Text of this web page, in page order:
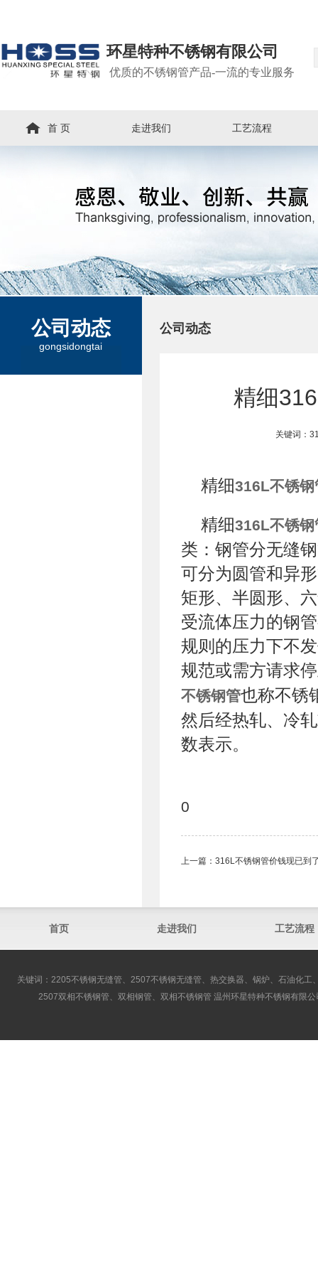
环星特种不锈钢有限公司
优质的不锈钢管产品-一流的专业服务
首 页 走进我们 工艺流程
公司动态
gongsidongtai
公司动态
精细
关键词：
精细316L不锈钢
精细316L不锈钢
类：钢管分无缝
可分为圆管和异
矩形、半圆形、
受流体压力的钢
规则的压力下不
规范或需方请求
不锈钢管也称不锈
然后经热轧、冷
数表示。
0
上一篇： 316L不锈钢管价钱现已到
首页 走进我们 工艺流程
关键词：2205不锈钢无缝管、2507不锈钢无缝管、热交换器、锅炉、石油化
2507双相不锈钢管、双相钢管、双相不锈钢管 温州环星特种不锈钢有限